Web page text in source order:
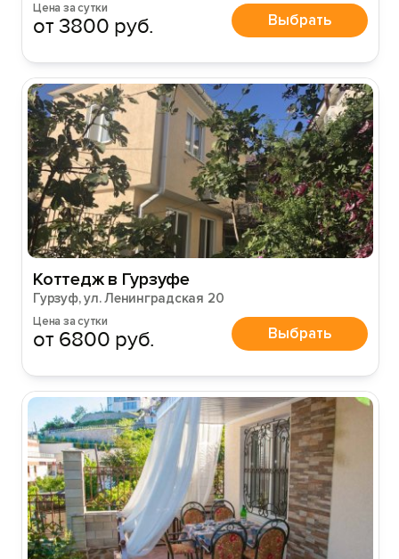
Цена за сутки
от 3800 руб. Выбрать
Коттедж в Гурзуфе
Гурзуф, ул. Ленинградская 20
Цена за сутки
от 6800 руб. Выбрать